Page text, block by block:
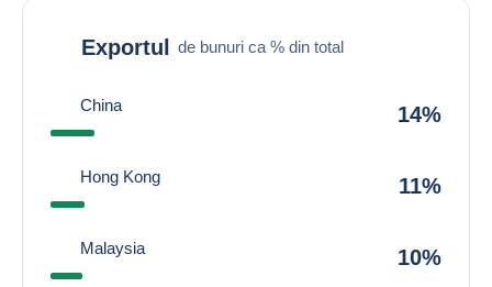
Exportul de bunuri ca % din total
China 14%
Hong Kong 11%
Malaysia 10%